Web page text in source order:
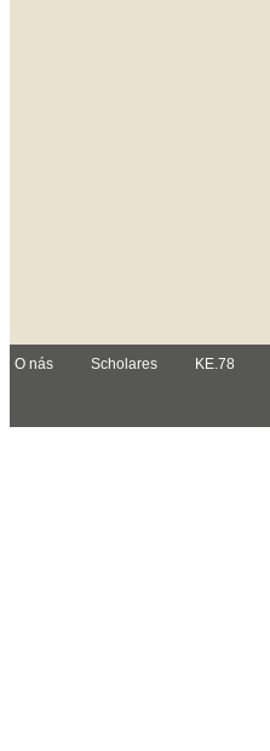
O nás Scholares KE.78